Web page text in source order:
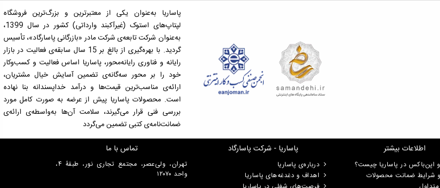
پاساریا به‌عنوان یکی از معتبرترین و بزرگ‌ترین فروشگاه
لپتاپ‌های استوک (غیرآکبند وارداتی) کشور در سال 1399،
به‌عنوان شرکت تابعه‌ی شرکت مادر «بازرگانی پاسارگاد»، تأسیس
گردید. با بهره‌گیری از بالغ بر 15 سال سابقه‌ی فعالیت در بازار
رایانه و فناوری رایانه‌محور، پاساریا اساس فعالیت و کسب‌وکار
خود را بر محور سه‌گانه‌ی تضمین آسایش خیال مشتریان،
ارائه‌ی مناسب‌ترین قیمت‌ها و درآمد خداپسندانه بنا نهاده
است. محصولات پاساریا پیش از عرضه به صورت کامل مورد
بررسی فنی قرار می‌گیرند، سلامت آن‌ها به‌واسطه‌ی ارائه‌ی
ضمانت‌نامه‌ی کتبی تضمین می‌گردد
اطلاعات بیشتر
اپن‌باکس در پاساریا چیست؟
و شرایط ضمانت محصولات
پاساریا - شرکت پاسارگاد
درباره‌ی پاساریا
اهداف و دغدغه‌های پاساریا
تماس با ما
تهران، ولی‌عصر، مجتمع تجاری نور، طبقۀ ۴،
واحد ۱۲۰۷۰